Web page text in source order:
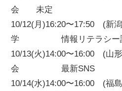
会 未定
10/12(月)16:20〜17:50 (新
学 情報リテラシー
10/13(火)14:00〜16:00 (山
会 最新SNS
10/14(水)14:00〜16:00 (福